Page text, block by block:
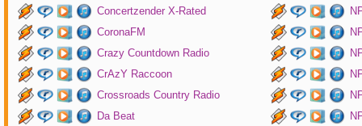
Concertzender X-Rated
CoronaFM
Crazy Countdown Radio
CrAzY Raccoon
Crossroads Country Radio
Da Beat